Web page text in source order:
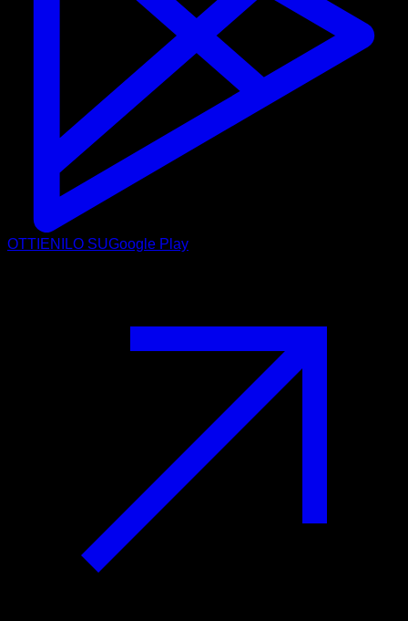
OTTIENILO SUGoogle Play